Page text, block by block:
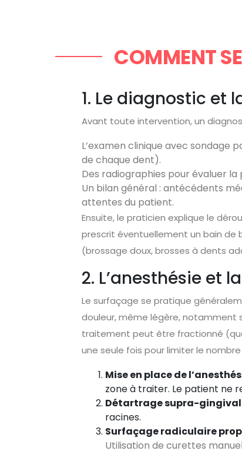
COMMENT
1. Le diagnostic et
Avant toute intervention, un
L’examen clinique avec sondage
de chaque dent).
Des radiographies pour évaluer la
Un bilan général : antécédents
attentes du patient.
Ensuite, le praticien explique le
prescrit éventuellement un bain de
(brossage doux, brosses à dents
2. L’anesthésie et
Le surfaçage se pratique
douleur, même légère, notamment
traitement peut être fractionné
une seule fois pour limiter le
Mise en place de
zone à traiter. Le patient ne
Détartrage supra-gingival
racines.
Surfaçage radiculaire
Utilisation de curettes